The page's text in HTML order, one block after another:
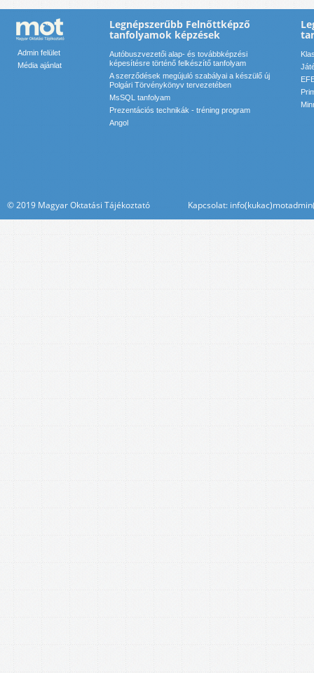
Admin felület
Média ajánlat
Legnépszerűbb Felnőttképző
tanfolyamok képzések
Autóbuszvezetői alap- és továbbképzési
képesítésre történő felkészítő tanfolyam
A szerződések megújuló szabályai a készülő új
Polgári Törvénykönyv tervezetében
MsSQL tanfolyam
Prezentációs technikák - tréning program
Angol
© 2019 Magyar Oktatási Tájékoztató Kapcsolat: